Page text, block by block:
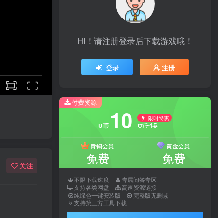
关注
HI！请注册登录后下载游戏哦！
登录 注册
付费资源
U币 10 限时特惠
U币15
青铜会员
免费
黄金会员
免费
不限下载速度
专属问答专区
支持各类网盘
高速资源链接
纯绿色一键安装版
完整版无删减
支持第三方工具下载